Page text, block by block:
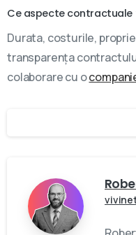
Ce aspecte contractuale
Durata, costurile,
transparența
colaborare cu o